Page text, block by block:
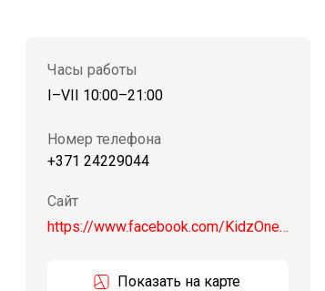
Часы работы
I–VII 10:00–21:00
Номер телефона
+371 24229044
Сайт
https://www.facebook.com/KidzOneLV
Показать на карте